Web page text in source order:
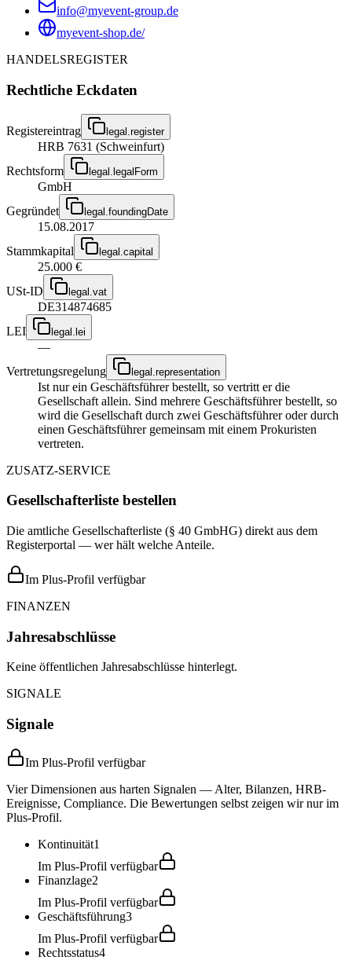
info@myevent-group.de
myevent-shop.de/
HANDELSREGISTER
Rechtliche Eckdaten
Registereintrag legal.register
HRB 7631 (Schweinfurt)
Rechtsform
legal.legalForm
GmbH
Gegründet
legal.foundingDate
15.08.2017
Stammkapital
legal.capital
25.000 €
USt-ID
legal.vat
DE314874685
LEI
legal.lei
—
Vertretungsregelung
legal.representation
Ist nur ein Geschäftsführer bestellt, so vertritt er die
Gesellschaft allein. Sind mehrere Geschäftsführer bestellt, so
wird die Gesellschaft durch zwei Geschäftsführer oder durch
einen Geschäftsführer gemeinsam mit einem Prokuristen
vertreten.
ZUSATZ-SERVICE
Gesellschafterliste bestellen
Die amtliche Gesellschafterliste (§ 40 GmbHG) direkt aus dem
Registerportal — wer hält welche Anteile.
Im Plus-Profil verfügbar
FINANZEN
Jahresabschlüsse
Keine öffentlichen Jahresabschlüsse hinterlegt.
SIGNALE
Signale
Im Plus-Profil verfügbar
Vier Dimensionen aus harten Signalen — Alter, Bilanzen, HRB-
Ereignisse, Compliance. Die Bewertungen selbst zeigen wir nur im
Plus-Profil.
Kontinuität1
Im Plus-Profil verfügbar
Finanzlage2
Im Plus-Profil verfügbar
Geschäftsführung3
Im Plus-Profil verfügbar
Rechtsstatus4